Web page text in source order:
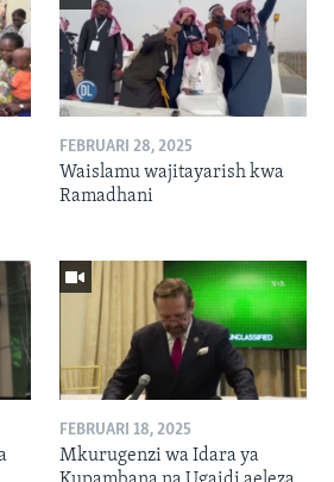
FEBRUARI 28, 2025
Waislamu wajitayarish kwa
Ramadhani
FEBRUARI 18, 2025
Mkurugenzi wa Idara ya